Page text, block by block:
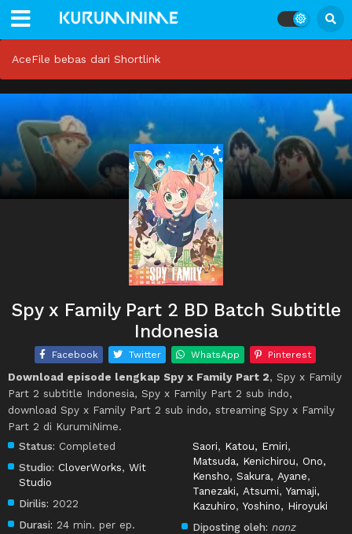
AceFile bebas dari Shortlink
Spy x Family Part 2 BD Batch Subtitle
Indonesia
Facebook Twitter WhatsApp Pinterest
Download episode lengkap Spy x Family Part 2, Spy x Family
Part 2 subtitle Indonesia, Spy x Family Part 2 sub indo,
download Spy x Family Part 2 sub indo, streaming Spy x Family
Part 2 di KurumiNime.
Status: Completed
Studio: CloverWorks, Wit
Studio
Dirilis: 2022
Durasi: 24 min. per ep.
Saori, Katou, Emiri,
Matsuda, Kenichirou, Ono,
Kensho,Sakura, Ayane,
Tanezaki, Atsumi,Yamaji,
Kazuhiro,Yoshino, Hiroyuki
Diposting oleh: nanz